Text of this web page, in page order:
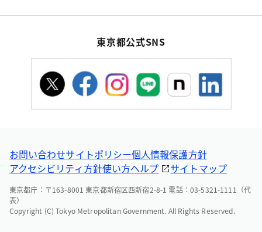
東京都公式SNS
お問い合わせサイトポリシー個人情報保護方針
アクセシビリティ方針使い方ヘルプ サイトマップ
東京都庁：〒163-8001 東京都新宿区西新宿2-8-1 電話：03-5321-1111（代
表）
Copyright (C) Tokyo Metropolitan Government. All Rights Reserved.